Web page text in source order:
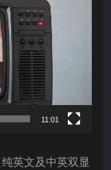
11:01
纯英文及中英双显